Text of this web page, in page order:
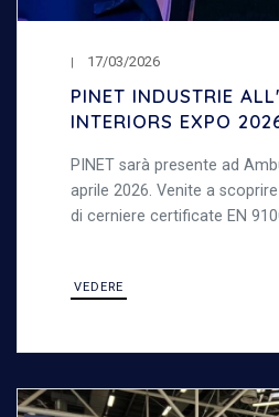
17/03/2026
PINET INDUSTRIE
INTERIORS EXPO
PINET sarà presente ad
aprile 2026. Venite a
di cerniere certificate EN
VEDERE